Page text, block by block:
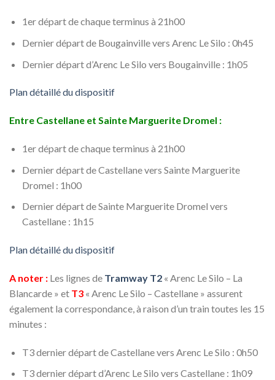
1er départ de chaque terminus à 21h00
Dernier départ de Bougainville vers Arenc Le Silo : 0h45
Dernier départ d’Arenc Le Silo vers Bougainville : 1h05
Plan détaillé du dispositif
Entre Castellane et Sainte Marguerite Dromel :
1er départ de chaque terminus à 21h00
Dernier départ de Castellane vers Sainte Marguerite
Dromel : 1h00
Dernier départ de Sainte Marguerite Dromel vers
Castellane : 1h15
Plan détaillé du dispositif
A noter : Les lignes de Tramway T2 « Arenc Le Silo – La
Blancarde » et T3 « Arenc Le Silo – Castellane » assurent
également la correspondance, à raison d’un train toutes les 15
minutes :
T3 dernier départ de Castellane vers Arenc Le Silo : 0h50
T3 dernier départ d’Arenc Le Silo vers Castellane : 1h09